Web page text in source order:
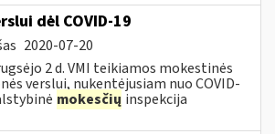
dėl COVID-19
2020-07-20
2 d. VMI teikiamos mokestinės
verslui, nukentėjusiam nuo COVID-
mokesčių inspekcija